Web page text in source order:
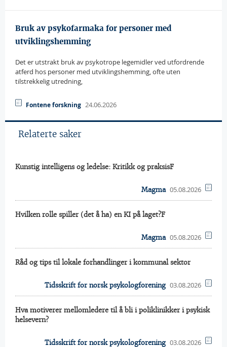
Bruk av psykofarmaka for personer med
utviklingshemming
Det er utstrakt bruk av psykotrope legemidler ved utfordrende
atferd hos personer med utviklingshemming, ofte uten
tilstrekkelig utredning,
Fontene forskning 24.06.2026
Relaterte saker
Kunstig intelligens og ledelse: Kritikk og praksisF
Magma 05.08.2026
Hvilken rolle spiller (det å ha) en KI på laget?F
Magma 05.08.2026
Råd og tips til lokale forhandlinger i kommunal sektor
Tidsskrift for norsk psykologforening 03.08.2026
Hva motiverer mellomledere til å bli i poliklinikker i psykisk
helsevern?
Tidsskrift for norsk psykologforening 03.08.2026